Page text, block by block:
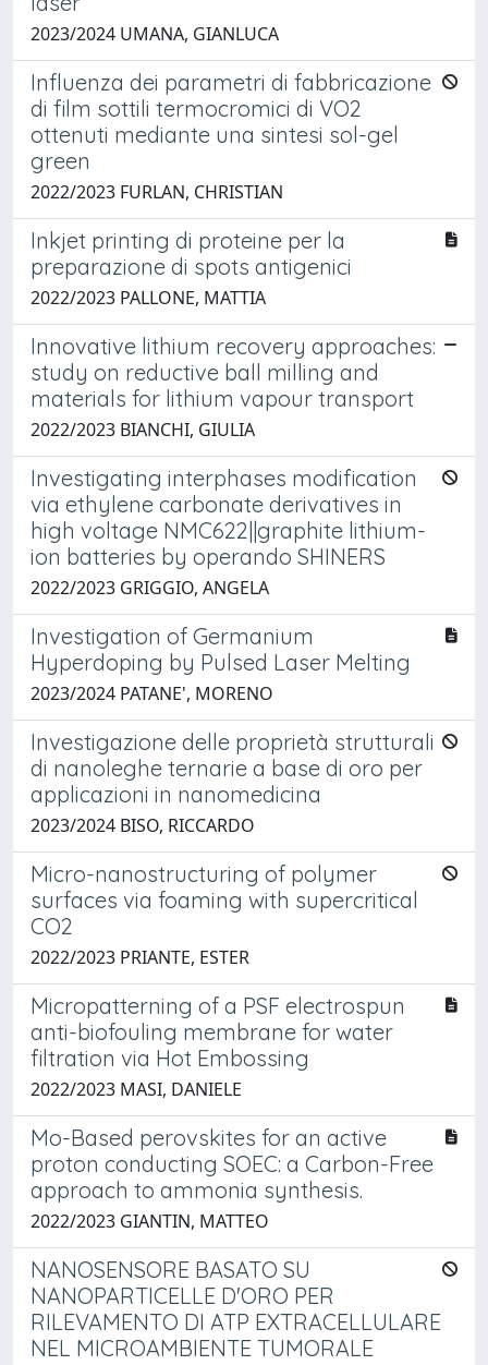
2023/2024 UMANA, GIANLUCA
Influenza dei parametri di fabbricazione
di film sottili termocromici di VO2
ottenuti mediante una sintesi sol-gel
green
2022/2023 FURLAN, CHRISTIAN
Inkjet printing di proteine per la
preparazione di spots antigenici
2022/2023 PALLONE, MATTIA
Innovative lithium recovery approaches:
study on reductive ball milling and
materials for lithium vapour transport
2022/2023 BIANCHI, GIULIA
Investigating interphases modification
via ethylene carbonate derivatives in
high voltage NMC622||graphite lithium-
ion batteries by operando SHINERS
2022/2023 GRIGGIO, ANGELA
Investigation of Germanium
Hyperdoping by Pulsed Laser Melting
2023/2024 PATANE', MORENO
Investigazione delle proprietà strutturali
di nanoleghe ternarie a base di oro per
applicazioni in nanomedicina
2023/2024 BISO, RICCARDO
Micro-nanostructuring of polymer
surfaces via foaming with supercritical
CO2
2022/2023 PRIANTE, ESTER
Micropatterning of a PSF electrospun
anti-biofouling membrane for water
filtration via Hot Embossing
2022/2023 MASI, DANIELE
Mo-Based perovskites for an active
proton conducting SOEC: a Carbon-Free
approach to ammonia synthesis.
2022/2023 GIANTIN, MATTEO
NANOSENSORE BASATO SU
NANOPARTICELLE D'ORO PER
RILEVAMENTO DI ATP EXTRACELLULARE
NEL MICROAMBIENTE TUMORALE